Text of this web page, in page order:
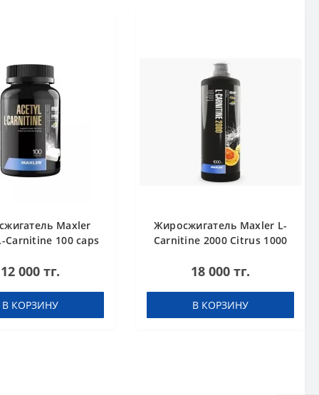
Maxler
Carnitine 100 caps
12 000 тг.
В КОРЗИНУ
Жиросжигатель Maxler L-
Carnitine 2000 Citrus 1000
18 000 тг.
В КОРЗИНУ